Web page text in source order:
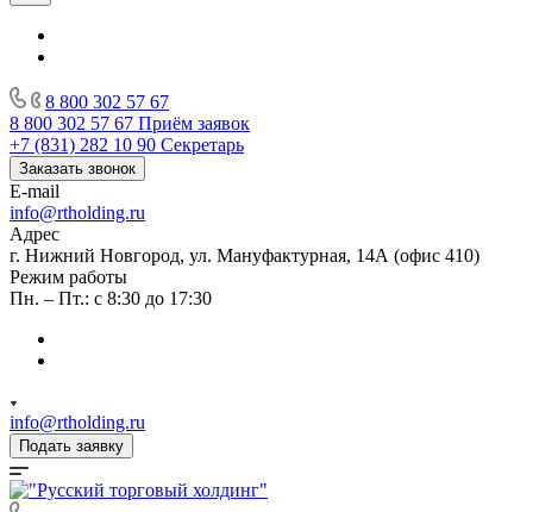
8 800 302 57 67
8 800 302 57 67 Приём заявок
+7 (831) 282 10 90 Секретарь
Заказать звонок
E-mail
info@rtholding.ru
Адрес
г. Нижний Новгород, ул. Мануфактурная, 14А (офис 410)
Режим работы
Пн. – Пт.: с 8:30 до 17:30
info@rtholding.ru
Подать заявку